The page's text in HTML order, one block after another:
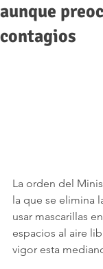
aunque
contagios
La orden del
la que se elimina
usar mascarillas
espacios al aire
vigor esta